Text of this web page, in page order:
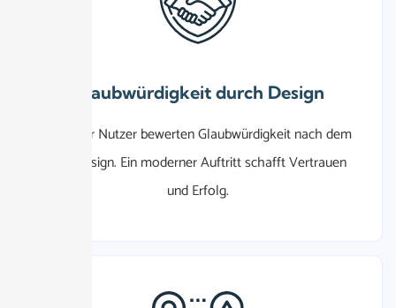
Glaubwürdigkeit durch Design
der Nutzer bewerten Glaubwürdigkeit nach dem
Webdesign. Ein moderner Auftritt schafft Vertrauen
und Erfolg.